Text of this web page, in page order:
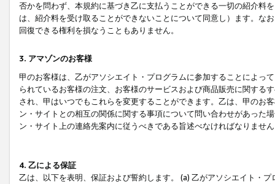
否かを問わず、本規約に基づき乙に支払うことができる一切の紹介料
は、紹介料を受け取ることができないことについて同意し）ます。な
回復できる権利を損なうこともありません。
3. アマゾンのお客様
甲のお客様は、乙がアソシエイト・プログラムに参加することによっ
られているお客様の注文、お客様のサービスおよび商品販売に関する
され、甲はいつでもこれらを変更することができます。乙は、甲のお
ン・サイトとの相互の関係に関する事項について問い合わせがあった
ン・サイト上の連絡先案内に従うべきである旨述べなければなりませ
4. 乙による保証
乙は、以下を表明、保証および誓約します。 (a) 乙がアソシエイト・